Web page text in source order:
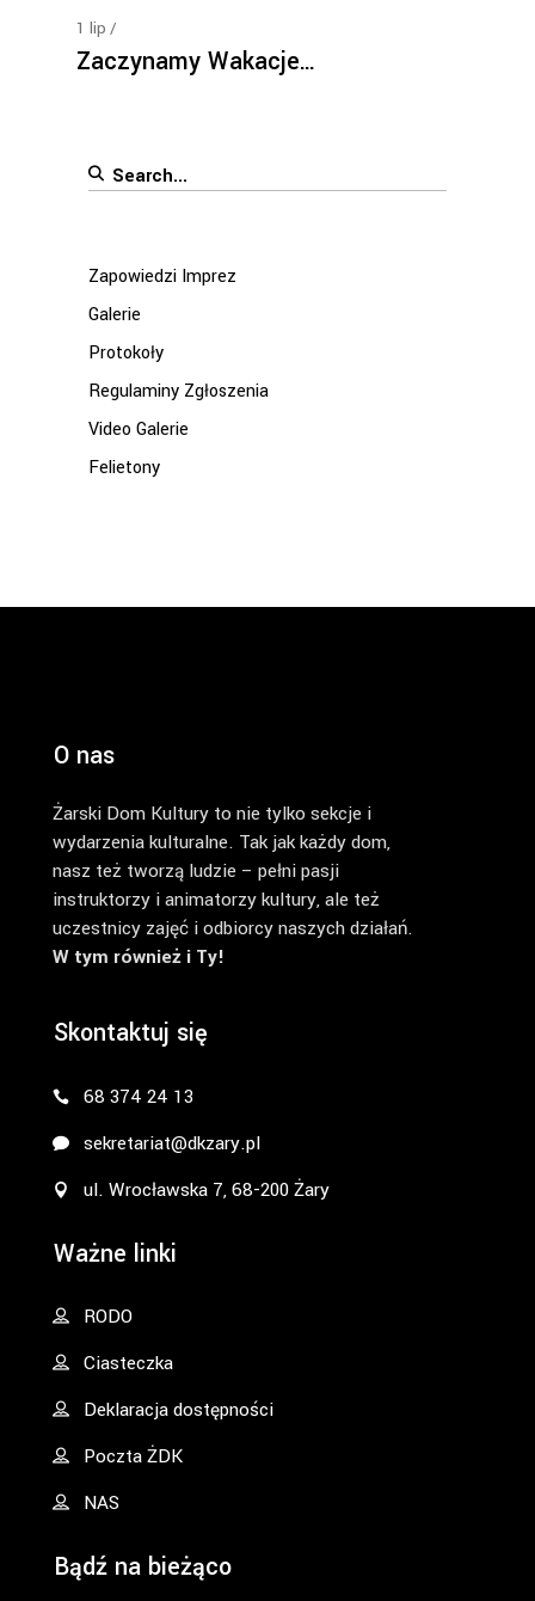
1 lip
Zaczynamy Wakacje…
Search
Zapowiedzi Imprez
Galerie
Protokoły
Regulaminy Zgłoszenia
Video Galerie
Felietony
O nas
Żarski Dom Kultury to nie tylko sekcje i
wydarzenia kulturalne. Tak jak każdy dom,
nasz też tworzą ludzie – pełni pasji
instruktorzy i animatorzy kultury, ale też
uczestnicy zajęć i odbiorcy naszych działań.
W tym również i Ty!
Skontaktuj się
68 374 24 13
sekretariat@dkzary.pl
ul. Wrocławska 7, 68-200 Żary
Ważne linki
RODO
Ciasteczka
Deklaracja dostępności
Poczta ŻDK
NAS
Bądź na bieżąco